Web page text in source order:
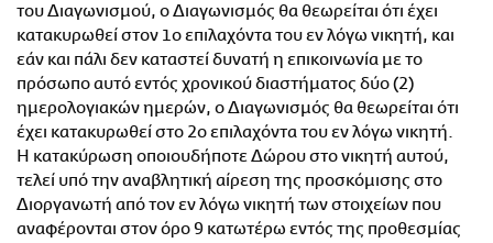
του Διαγωνισμού, ο Διαγωνισμός θα θεωρείται ότι έχει
κατακυρωθεί στον 1ο επιλαχόντα του εν λόγω νικητή, και
εάν και πάλι δεν καταστεί δυνατή η επικοινωνία με το
πρόσωπο αυτό εντός χρονικού διαστήματος δύο (2)
ημερολογιακών ημερών, ο Διαγωνισμός θα θεωρείται ότι
έχει κατακυρωθεί στο 2ο επιλαχόντα του εν λόγω νικητή.
Η κατακύρωση οποιουδήποτε Δώρου στο νικητή αυτού,
τελεί υπό την αναβλητική αίρεση της προσκόμισης στο
Διοργανωτή από τον εν λόγω νικητή των στοιχείων που
αναφέρονται στον όρο 9 κατωτέρω εντός της προθεσμίας